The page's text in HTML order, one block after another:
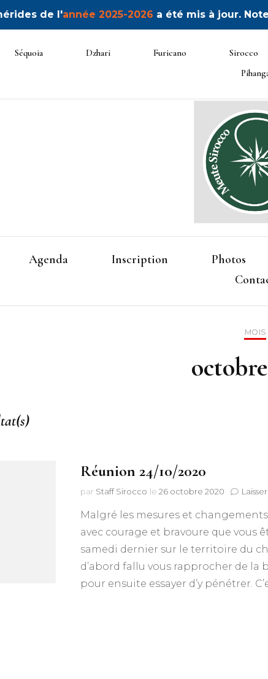
de l'année 2025-2026 a été mis à jour.
Séquoia Dzhari Furicano Sirocco
50ème Unité Reine Astrid
Agenda Inscription Photos
MOIS
Réunion 24/10/2020
par Staff Sirocco le 26 octobre 2020
Malgré les mesures et
avec courage et bravoure que vous
samedi dernier sur le territoire du
d’abord fallu vous rapprocher de la
pour ensuite essayer d’y pénétrer.